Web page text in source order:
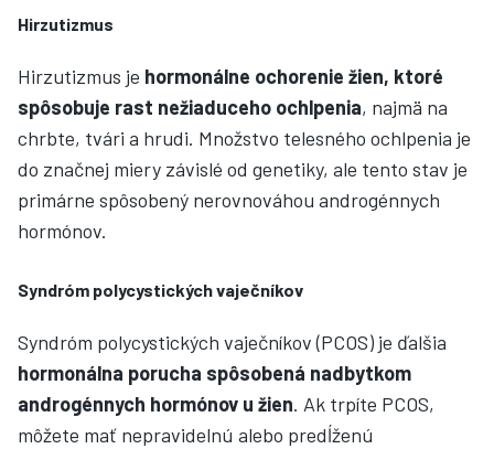
Hirzutizmus
Hirzutizmus je hormonálne ochorenie žien, ktoré
spôsobuje rast nežiaduceho ochlpenia, najmä na
chrbte, tvári a hrudi. Množstvo telesného ochlpenia je
do značnej miery závislé od genetiky, ale tento stav je
primárne spôsobený nerovnováhou androgénnych
hormónov.
Syndróm polycystických vaječníkov
Syndróm polycystických vaječníkov (PCOS) je ďalšia
hormonálna porucha spôsobená nadbytkom
androgénnych hormónov u žien. Ak trpíte PCOS,
môžete mať nepravidelnú alebo predĺženú